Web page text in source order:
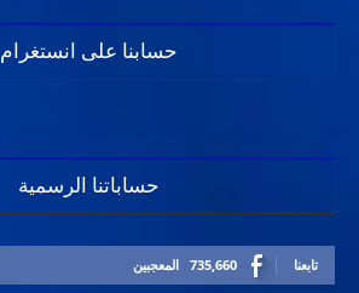
حسابنا على انستغرام
حساباتنا الرسمية
735,660 المعجبين تابعنا